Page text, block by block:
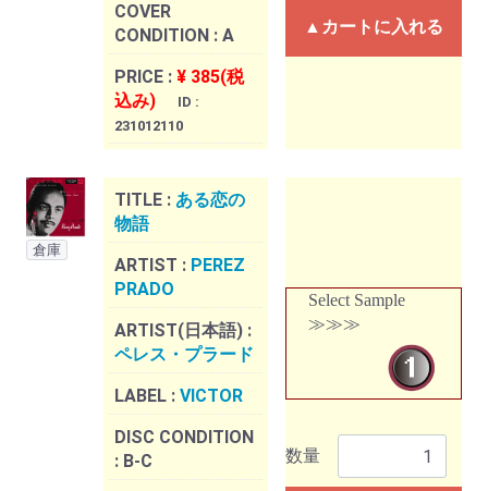
COVER
CONDITION : A
PRICE : ¥ 385(税
込み)
ID :
231012110
▲カートに入れる
倉庫
TITLE : ある恋の
物語
ARTIST : PEREZ
PRADO
ARTIST(日本語) :
ペレス・プラード
LABEL : VICTOR
DISC CONDITION
: B-C
Select Sample
≫≫≫
数量